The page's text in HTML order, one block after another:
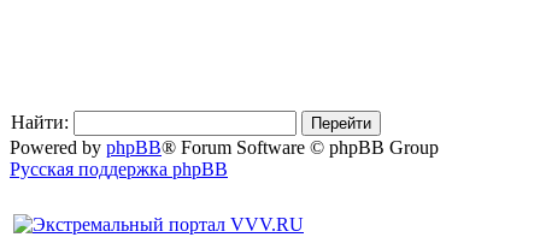
Найти:
Powered by phpBB® Forum Software © phpBB Group
Русская поддержка phpBB